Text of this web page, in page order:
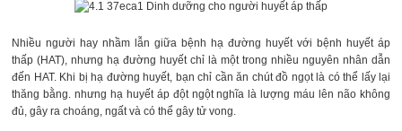
Nhiều người hay nhầm lẫn giữa bệnh hạ đường huyết với bệnh huyết áp
thấp (HAT), nhưng hạ đường huyết chỉ là một trong nhiều nguyên nhân dẫn
đến HAT. Khi bị hạ đường huyết, bạn chỉ cần ăn chút đồ ngọt là có thể lấy lại
thăng bằng. nhưng hạ huyết áp đột ngột nghĩa là lượng máu lên não không
đủ, gây ra choáng, ngất và có thể gây tử vong.